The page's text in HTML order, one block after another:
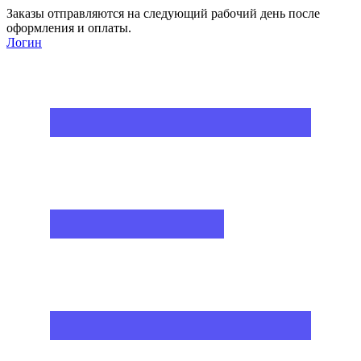
Заказы отправляются на следующий рабочий день после
оформления и оплаты.
Логин